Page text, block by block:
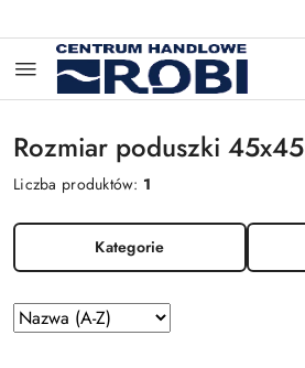
Rozmiar poduszki 45x45
Liczba produktów: 1
Kategorie
Zastosowano
sortowanie:
Sortuj
według